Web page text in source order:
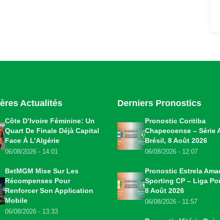
Actualités
Côte D’Ivoire Féminine: Un
Quart De Finale Déjà Capital
Face À L’Algérie
06/08/2026 - 14:01
BetMGM Mise Sur Les
Récompenses Pour
Renforcer Son Application
Mobile
06/08/2026 - 13:33
Derniers Pronostics
Pronostic Coritiba
Chapecoense – Série
Brésil, 8 Août 2026
06/08/2026 - 12:07
Pronostic Estrela
Sporting CP – Liga
8 Août 2026
06/08/2026 - 11:57